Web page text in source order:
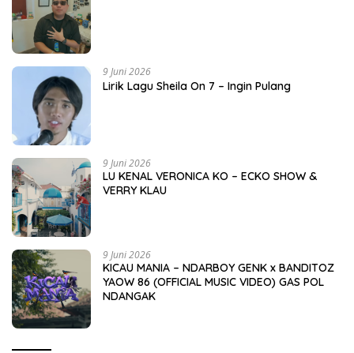
9 Juni 2026
Lirik Lagu Sheila On 7 – Ingin Pulang
9 Juni 2026
LU KENAL VERONICA KO – ECKO SHOW &
VERRY KLAU
9 Juni 2026
KICAU MANIA – NDARBOY GENK x BANDITOZ
YAOW 86 (OFFICIAL MUSIC VIDEO) GAS POL
NDANGAK